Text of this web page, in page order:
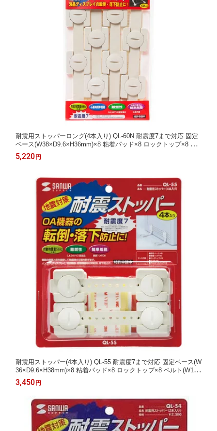
耐震用ストッパーロング(4本入り) QL-60N 耐震度7まで対応 固定
ベース(W38×D9.6×H36mm)×8 粘着パッド×8 ロックトップ×8 ベ
ルト(W208×D2×H16mm)×4 アルコールパッド×2
5,220 円
耐震用ストッパー(4本入り) QL-55 耐震度7まで対応 固定ベース(W
36×D9.6×H38mm)×8 粘着パッド×8 ロックトップ×8 ベルト(W140
×D3×H16mm)×4 アルコールパッド×2
3,450 円